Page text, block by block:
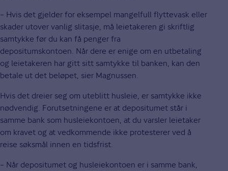
– Hvis det gjelder for eksempel mangelfull flyttevask eller
skader utover vanlig slitasje, må leietakeren gi skriftlig
samtykke før du kan få penger fra
depositumskontoen. Når dere er enige om en utbetaling
og leietakeren har gitt sitt samtykke til banken, kan den
betale ut det beløpet, sier Magnussen.
Hvis det dreier seg om uteblitt husleie, er samtykke ikke
nødvendig. Forutsetningene er at depositumet står i
samme bank som husleiekontoen, at du varsler leietaker
om kravet og at vedkommende ikke protesterer ved å
reise søksmål innen en tidsfrist.
– Når depositumet og husleiekontoen er i samme bank,